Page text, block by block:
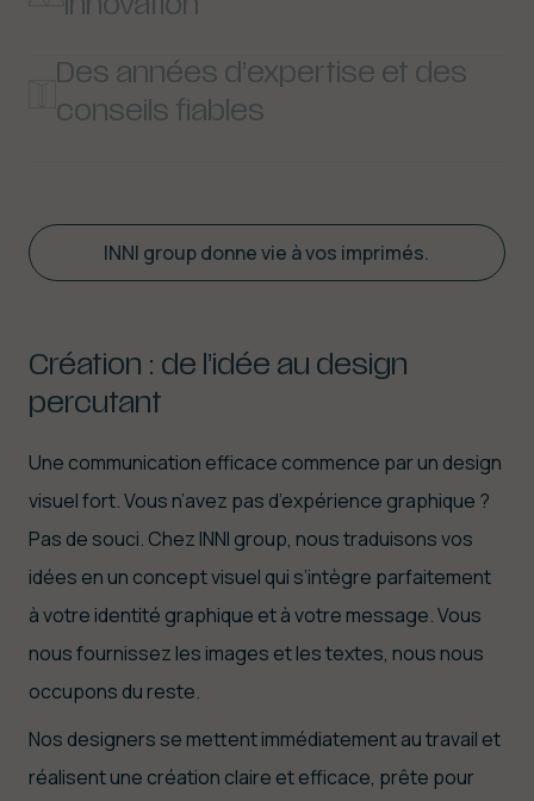
innovation
Grâce à la collaboration étroite entre nos
départements spécialisés, nous associons expertise
Des années d’expertise et des
conseils fiables
font réellement la différence.
INNI group donne vie à vos imprimés.
Création : de l’idée au design
percutant
Une communication efficace commence par un design
visuel fort. Vous n’avez pas d’expérience graphique ?
Pas de souci. Chez INNI group, nous traduisons vos
idées en un concept visuel qui s’intègre parfaitement
à votre identité graphique et à votre message. Vous
nous fournissez les images et les textes, nous nous
occupons du reste.
Nos designers se mettent immédiatement au travail et
réalisent une création claire et efficace, prête pour